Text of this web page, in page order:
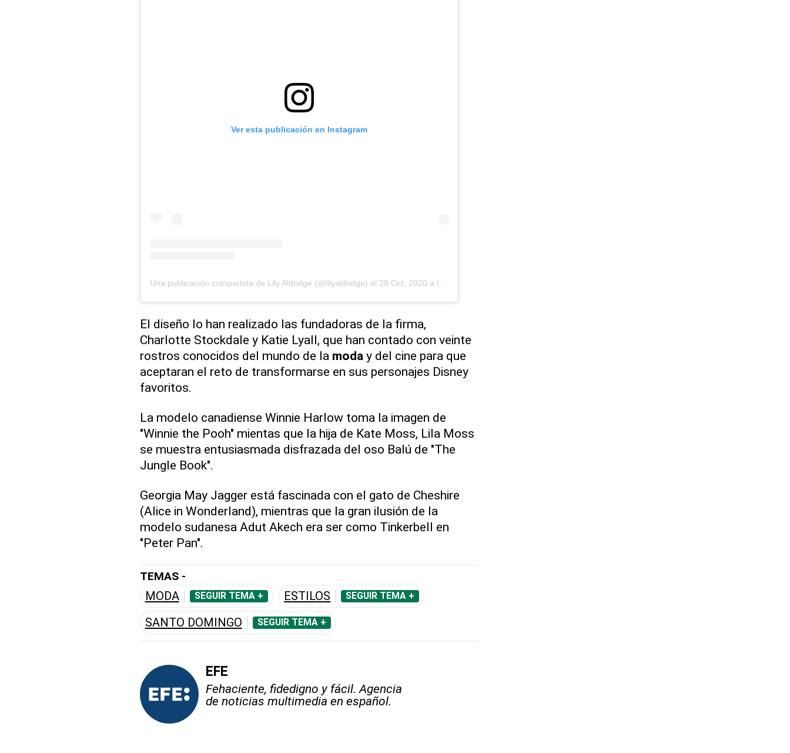
Ver esta publicación en Instagram
Una publicación compartida de Lily Aldridge (@lilyaldridge) el 28 Oct, 2020 a las 11:14 PDT
El diseño lo han realizado las fundadoras de la firma,
Charlotte Stockdale y Katie Lyall, que han contado con veinte
rostros conocidos del mundo de la moday del cine para que
aceptaran el reto de transformarse en sus personajes Disney
favoritos.
La modelo canadiense Winnie Harlow toma la imagen de
"Winnie the Pooh" mientas que la hija de Kate Moss, Lila Moss
se muestra entusiasmada disfrazada del oso Balú de "The
Jungle Book".
Georgia May Jagger está fascinada con el gato de Cheshire
(Alice in Wonderland), mientras que la gran ilusión de la
modelo sudanesa Adut Akech era ser como Tinkerbell en
"Peter Pan".
TEMAS -
MODA SEGUIR TEMA + ESTILOS SEGUIR TEMA +
SANTO DOMINGO SEGUIR TEMA +
EFE
Fehaciente, fidedigno y fácil. Agencia
de noticias multimedia en español.